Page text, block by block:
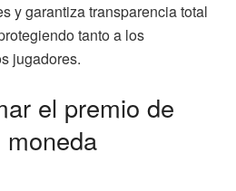
y garantiza transparencia total
tanto a los
jugadores.
el premio de